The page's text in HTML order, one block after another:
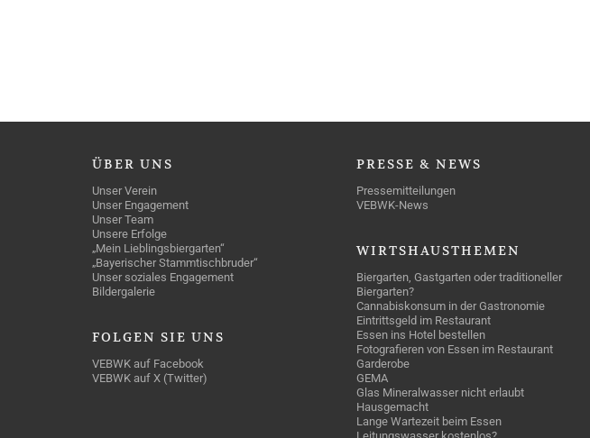
ÜBER UNS
Unser Verein
Unser Engagement
Unser Team
Unsere Erfolge
„Mein Lieblingsbiergarten“
„Bayerischer Stammtischbruder“
Unser soziales Engagement
Bildergalerie
FOLGEN SIE UNS
VEBWK auf Facebook
VEBWK auf X (Twitter)
PRESSE & NEWS
Pressemitteilungen
VEBWK-News
WIRTSHAUSTHEMEN
Biergarten, Gastgarten oder traditioneller
Biergarten?
Cannabiskonsum in der Gastronomie
Eintrittsgeld im Restaurant
Essen ins Hotel bestellen
Fotografieren von Essen im Restaurant
Garderobe
GEMA
Glas Mineralwasser nicht erlaubt
Hausgemacht
Lange Wartezeit beim Essen